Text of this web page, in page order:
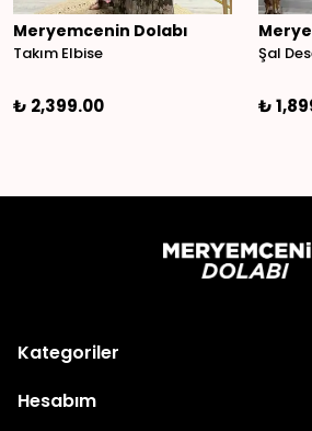
Meryemcenin Dolabı
Takım Elbise
₺ 2,399.00
Şal
₺
Kategoriler
Hesabım